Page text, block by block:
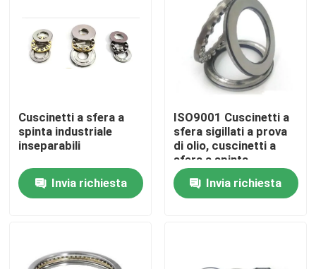
Casa.
Prodotti
Cuscinetti a sfera a
spinta industriale
inseparabili
Invia richiesta
ISO9001 Cuscinetti a
sfera sigillati a prova
di olio, cuscinetti a
sfera a spinta
multifunzione
Invia richiesta